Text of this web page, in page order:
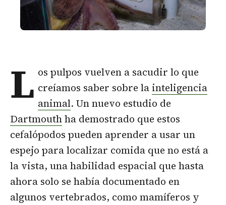
L os pulpos vuelven a sacudir lo que
creíamos saber sobre lainteligencia
animal. Un nuevo estudio de
Dartmouthha demostrado que estos
cefalópodos pueden aprender a usar un
espejo para localizar comida que no está a
la vista, una habilidad espacial que hasta
ahora solo se había documentado en
algunos vertebrados, como mamíferos y